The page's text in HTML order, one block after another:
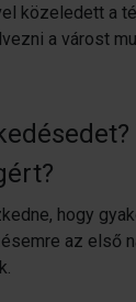
közeledett a
a várost
hogy
az első